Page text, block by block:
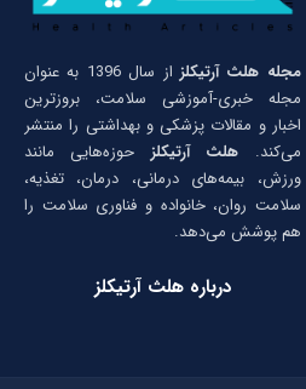
مجله هلث آرتیکلز
از سال 1396 به عنوان
مجله خبری-آموزشی سلامت، بروزترین
اخبار و مقالات پزشکی و بهداشتی را منتشر
می‌کند. هلث آرتیکلز حوزه‌هایی مانند
ورزش، بیمه‌های درمانی، درمان، تغذیه،
سلامت روان، خانواده و فناوری سلامت را
هم پوشش می‌دهد.
درباره هلث آرتیکلز